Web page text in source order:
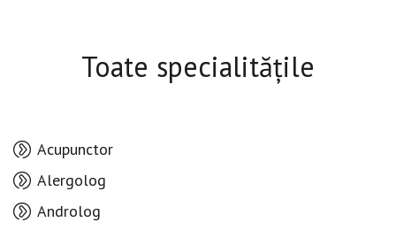
Toate specialitățile
Acupunctor
Alergolog
Androlog